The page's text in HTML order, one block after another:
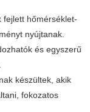
fejlett hőmérséklet-
nyújtanak.
és egyszerű
készültek, akik
fokozatos